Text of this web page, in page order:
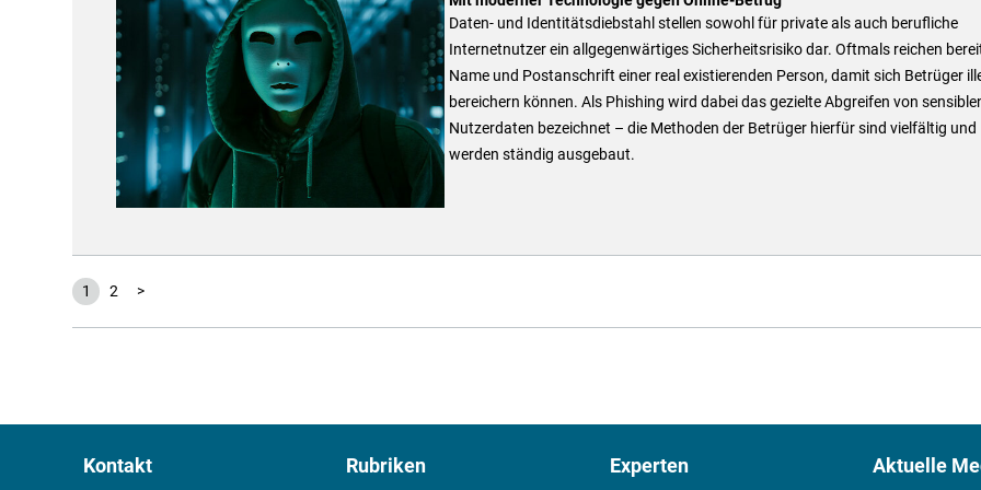
Daten- und Identitätsdiebstahl stellen sowohl für private als auch berufliche
Internetnutzer ein allgegenwärtiges Sicherheitsrisiko dar. Oftmals reichen
Name und Postanschrift einer real existierenden Person, damit sich Betrüger
bereichern können. Als Phishing wird dabei das gezielte Abgreifen von
Nutzerdaten bezeichnet – die Methoden der Betrüger hierfür sind vielfältig und
werden ständig ausgebaut.
1 2 >
Kontakt Rubriken Experten Aktuelle